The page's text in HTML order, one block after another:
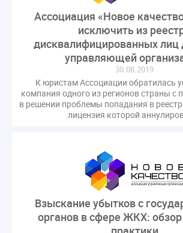
пожарная безопасность
прибор учета
пристройка
прогород
проект постановления
реестр УК связь
страхование
строительство
судебная практика
техническая документация
техпаспорт
Ассоциация «Новое
исключить из
дисквалифицированных лиц
управляющей
30.08.2019
К юристам Ассоциации обратилась
компания одного из регионов страны с
в решении проблемы попадания в
лицензия которой
Взыскание убытков с
органов в сфере ЖКХ: